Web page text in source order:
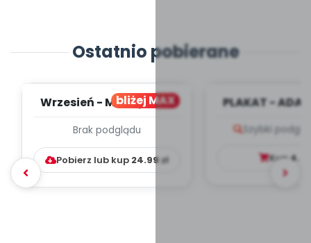
Ostatnio pobierane
bliżej MAX
Wrzesień - MIESIĘCZNY
WYCHOWAWCZO –
DYDAKTYC...
Brak podglądu
Pobierz lub kup 24.99zł
PLAKAT -
Szybki
Kup